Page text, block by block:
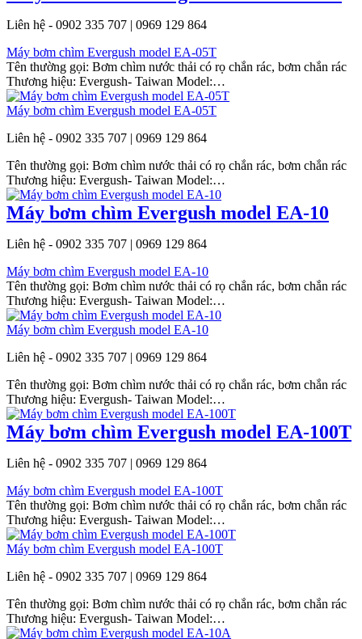
Liên hệ - 0902 335 707 | 0969 129 864
Máy bơm chìm Evergush model EA-05T
Tên thường gọi: Bơm chìm nước thải có rọ chắn rác, bơm chắn rác
Thương hiệu: Evergush- Taiwan Model:…
Máy bơm chìm Evergush model EA-05T
Liên hệ - 0902 335 707 | 0969 129 864
Tên thường gọi: Bơm chìm nước thải có rọ chắn rác, bơm chắn rác
Thương hiệu: Evergush- Taiwan Model:…
Máy bơm chìm Evergush model EA-10
Liên hệ - 0902 335 707 | 0969 129 864
Máy bơm chìm Evergush model EA-10
Tên thường gọi: Bơm chìm nước thải có rọ chắn rác, bơm chắn rác
Thương hiệu: Evergush- Taiwan Model:…
Máy bơm chìm Evergush model EA-10
Liên hệ - 0902 335 707 | 0969 129 864
Tên thường gọi: Bơm chìm nước thải có rọ chắn rác, bơm chắn rác
Thương hiệu: Evergush- Taiwan Model:…
Máy bơm chìm Evergush model EA-100T
Liên hệ - 0902 335 707 | 0969 129 864
Máy bơm chìm Evergush model EA-100T
Tên thường gọi: Bơm chìm nước thải có rọ chắn rác, bơm chắn rác
Thương hiệu: Evergush- Taiwan Model:…
Máy bơm chìm Evergush model EA-100T
Liên hệ - 0902 335 707 | 0969 129 864
Tên thường gọi: Bơm chìm nước thải có rọ chắn rác, bơm chắn rác
Thương hiệu: Evergush- Taiwan Model:…